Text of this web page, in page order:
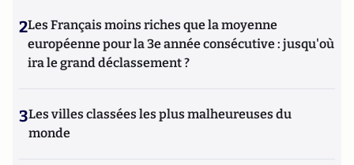
2Les Français moins riches que la moyenne
européenne pour la 3e année consécutive : jusqu'où
ira le grand déclassement ?
3Les villes classées les plus malheureuses du
monde